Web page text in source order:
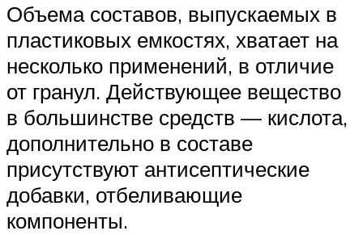
Объема составов, выпускаемых в
пластиковых емкостях, хватает на
несколько применений, в отличие
от гранул. Действующее вещество
в большинстве средств — кислота,
дополнительно в составе
присутствуют антисептические
добавки, отбеливающие
компоненты.